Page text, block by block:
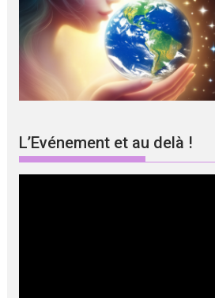
L’Evénement et au delà !